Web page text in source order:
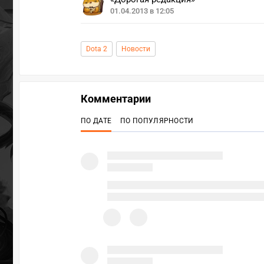
01.04.2013 в 12:05
Dota 2 Новости
Комментарии
ПО ДАТЕ ПО ПОПУЛЯРНОСТИ